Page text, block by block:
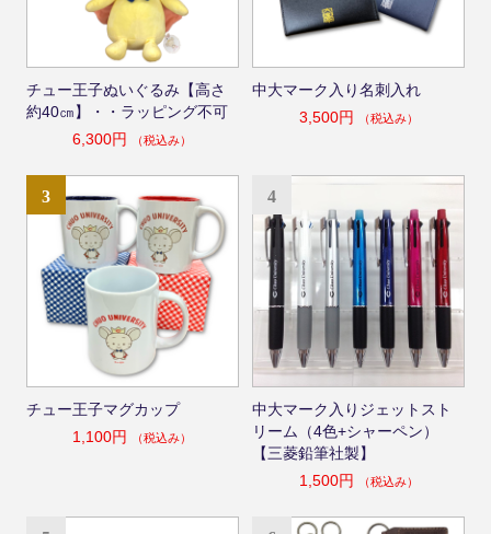
チュー王子ぬいぐるみ【高さ
約40㎝】・・ラッピング不可
6,300円
（税込み）
中大マーク入り名刺入れ
3,500円
（税込み）
3
チュー王子マグカップ
1,100円
（税込み）
4
中大マーク入りジェットスト
リーム（4色+シャーペン）
【三菱鉛筆社製】
1,500円
（税込み）